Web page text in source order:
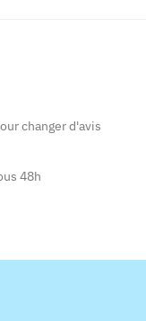
être
sur
changer d'avis
48h